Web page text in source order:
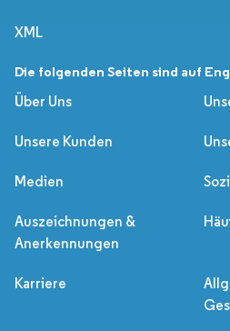
XML
Die folgenden Seiten sind auf
Über Uns
Unsere Kunden
Medien
Auszeichnungen &
Anerkennungen
Karriere